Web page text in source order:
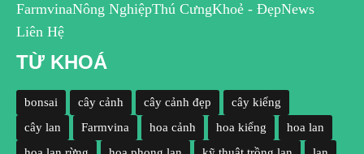
FarmvinaNông NghiệpThú CưngKhoẻ - ĐẹpNews
Liên Hệ
TỪ KHOÁ
bonsai cây cảnh cây cảnh đẹp
cây kiểng
cây lan
Farmvina hoa cảnh hoa kiểng
hoa lan